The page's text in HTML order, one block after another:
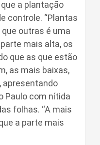
a plantação
controle. “Plantas
outras é uma
mais alta, os
que as que estão
as mais baixas,
apresentando
Paulo com nítida
folhas. “A mais
a parte mais